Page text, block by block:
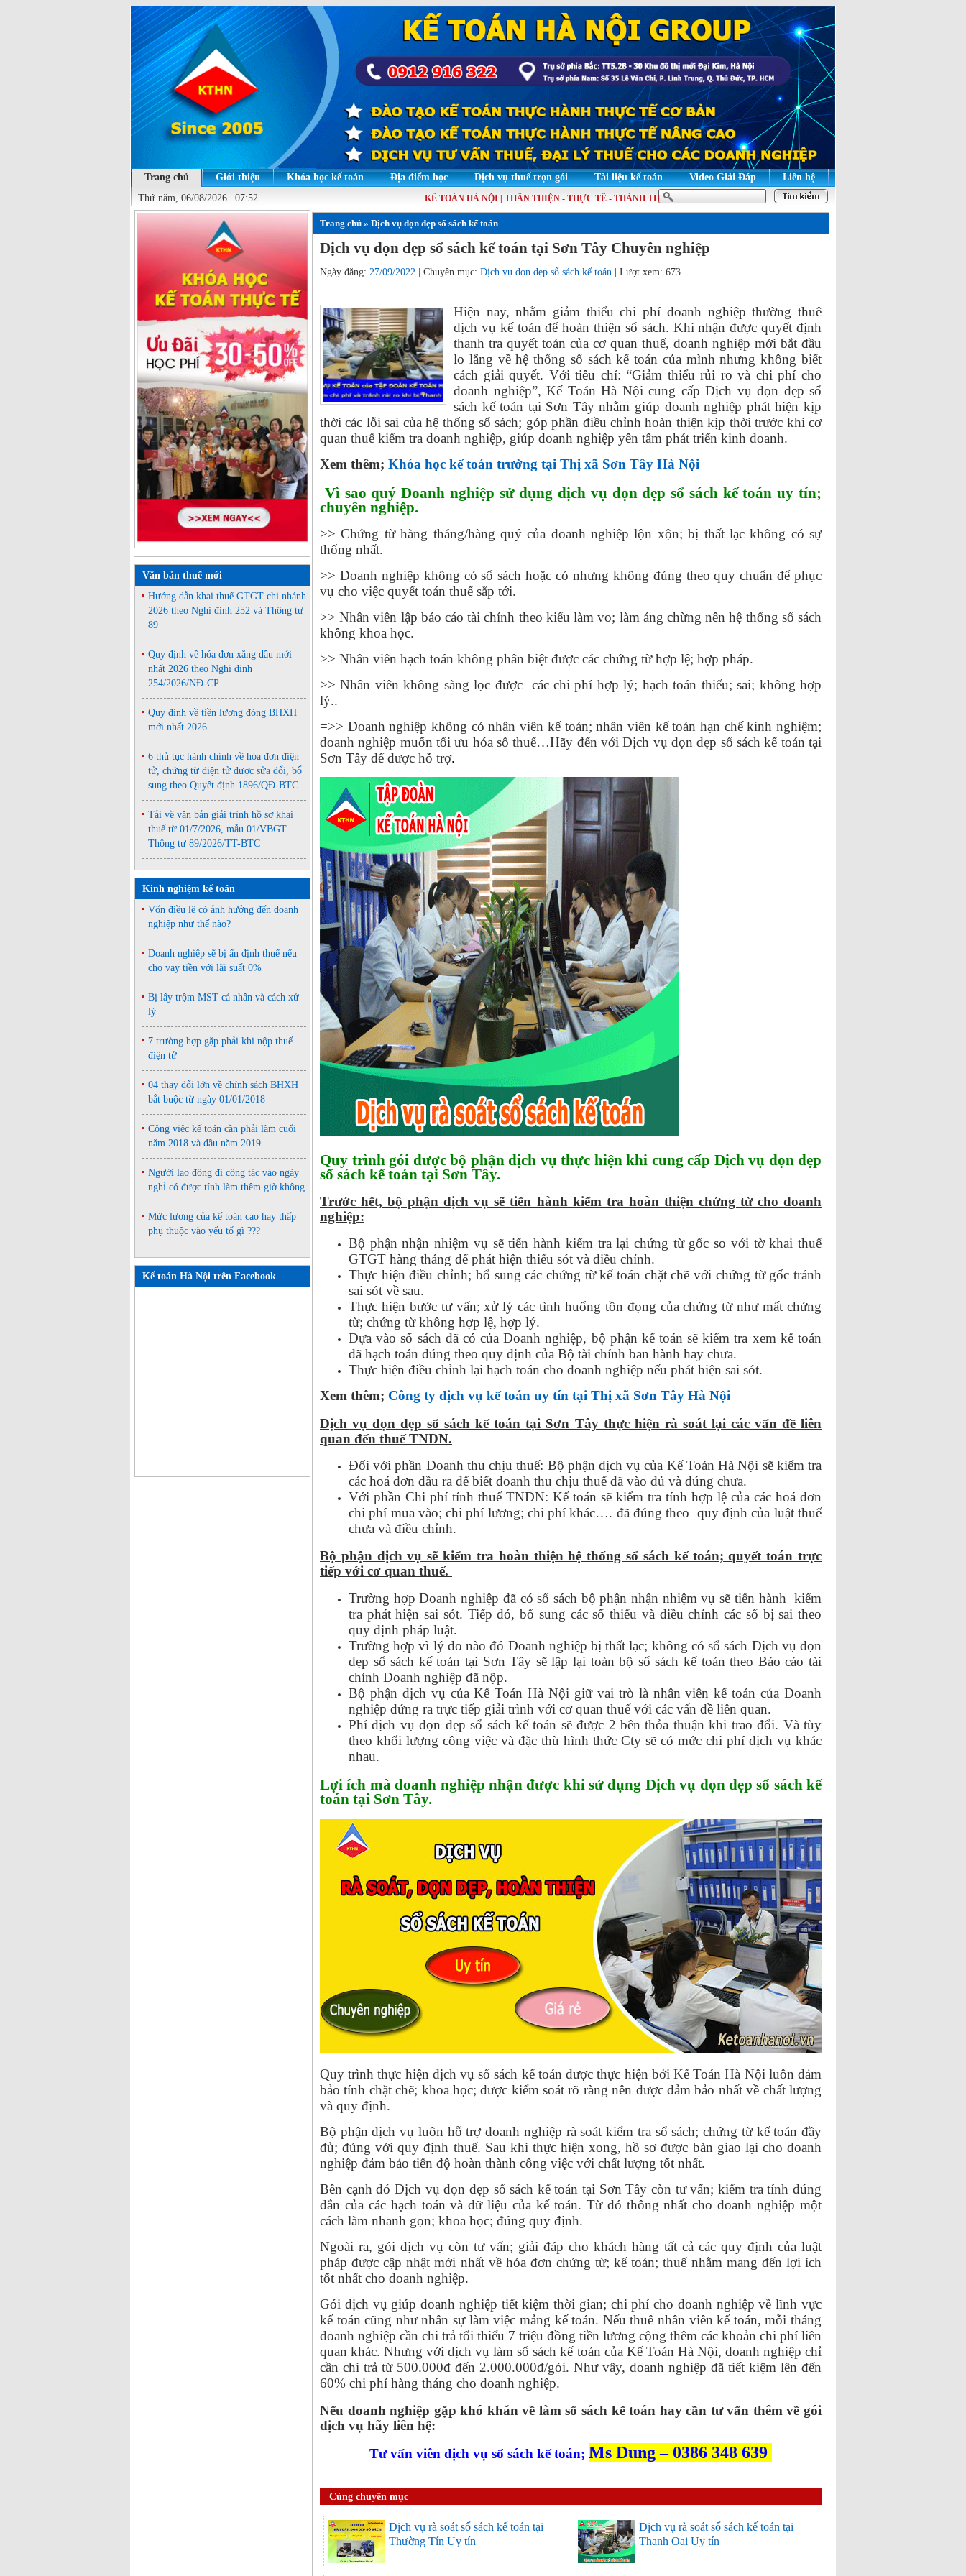
Trang chủ Giới thiệu Khóa học kế toán Địa điểm học Dịch vụ thuế trọn gói Tài liệu kế toán Video Giải Đáp
Liên hệ
Thứ năm, 06/08/2026 | 07:52
KẾ TOÁN HÀ NỘI | THÂN THIỆN - THỰC TẾ - THÀNH THẠO | HỌC LÝ THUYẾT ĐỂ HIỂU BẢN CHẤT, HỌC THỰC HÀNH ĐỂ GIỎI
Văn bản thuế mới
Hướng dẫn khai thuế GTGT chi nhánh
2026 theo Nghị định 252 và Thông tư
89
Quy định về hóa đơn xăng dầu mới
nhất 2026 theo Nghị định
254/2026/NĐ-CP
Quy định về tiền lương đóng BHXH
mới nhất 2026
6 thủ tục hành chính về hóa đơn điện
tử, chứng từ điện tử được sửa đổi, bổ
sung theo Quyết định 1896/QĐ-BTC
Tải về văn bản giải trình hồ sơ khai
thuế từ 01/7/2026, mẫu 01/VBGT
Thông tư 89/2026/TT-BTC
Kinh nghiệm kế toán
Vốn điều lệ có ảnh hưởng đến doanh
nghiệp như thế nào?
Doanh nghiệp sẽ bị ấn định thuế nếu
cho vay tiền với lãi suất 0%
Bị lấy trộm MST cá nhân và cách xử
lý
7 trường hợp gặp phải khi nộp thuế
điện tử
04 thay đổi lớn về chính sách BHXH
bắt buộc từ ngày 01/01/2018
Công việc kế toán cần phải làm cuối
năm 2018 và đầu năm 2019
Người lao động đi công tác vào ngày
nghỉ có được tính làm thêm giờ không
Mức lương của kế toán cao hay thấp
phụ thuộc vào yếu tố gì ???
Kế toán Hà Nội trên Facebook
Trang chủ » Dịch vụ dọn dẹp sổ sách kế toán
Dịch vụ dọn dẹp sổ sách kế toán tại Sơn Tây Chuyên nghiệp
Ngày đăng: 27/09/2022 | Chuyên mục: Dịch vụ dọn dẹp sổ sách kế toán | Lượt xem: 673
Hiện nay, nhằm giảm thiểu chi phí doanh nghiệp thường thuê
dịch vụ kế toán để hoàn thiện sổ sách. Khi nhận được quyết định
thanh tra quyết toán của cơ quan thuế, doanh nghiệp mới bắt đầu
lo lắng về hệ thống sổ sách kế toán của mình nhưng không biết
cách giải quyết. Với tiêu chí: “Giảm thiểu rủi ro và chi phí cho
doanh nghiệp”, Kế Toán Hà Nội cung cấp Dịch vụ dọn dẹp sổ
sách kế toán tại Sơn Tây nhằm giúp doanh nghiệp phát hiện kịp
thời các lỗi sai của hệ thống sổ sách; góp phần điều chỉnh hoàn thiện kịp thời trước khi cơ
quan thuế kiểm tra doanh nghiệp, giúp doanh nghiệp yên tâm phát triển kinh doanh.
Xem thêm; Khóa học kế toán trưởng tại Thị xã Sơn Tây Hà Nội
Vì sao quý Doanh nghiệp sử dụng dịch vụ dọn dẹp sổ sách kế toán uy tín;
chuyên nghiệp.
>> Chứng từ hàng tháng/hàng quý của doanh nghiệp lộn xộn; bị thất lạc không có sự
thống nhất.
>> Doanh nghiệp không có sổ sách hoặc có nhưng không đúng theo quy chuẩn để phục
vụ cho việc quyết toán thuế sắp tới.
>> Nhân viên lập báo cáo tài chính theo kiểu làm vo; làm áng chừng nên hệ thống sổ sách
không khoa học.
>> Nhân viên hạch toán không phân biệt được các chứng từ hợp lệ; hợp pháp.
>> Nhân viên không sàng lọc được các chi phí hợp lý; hạch toán thiếu; sai; không hợp
lý..
=>> Doanh nghiệp không có nhân viên kế toán; nhân viên kế toán hạn chế kinh nghiệm;
doanh nghiệp muốn tối ưu hóa số thuế…Hãy đến với Dịch vụ dọn dẹp sổ sách kế toán tại
Sơn Tây để được hỗ trợ.
Quy trình gói được bộ phận dịch vụ thực hiện khi cung cấp Dịch vụ dọn dẹp
sổ sách kế toán tại Sơn Tây.
Trước hết, bộ phận dịch vụ sẽ tiến hành kiểm tra hoàn thiện chứng từ cho doanh
nghiệp:
Bộ phận nhận nhiệm vụ sẽ tiến hành kiểm tra lại chứng từ gốc so với tờ khai thuế
GTGT hàng tháng để phát hiện thiếu sót và điều chỉnh.
Thực hiện điều chỉnh; bổ sung các chứng từ kế toán chặt chẽ với chứng từ gốc tránh
sai sót về sau.
Thực hiện bước tư vấn; xử lý các tình huống tồn đọng của chứng từ như mất chứng
từ; chứng từ không hợp lệ, hợp lý.
Dựa vào sổ sách đã có của Doanh nghiệp, bộ phận kế toán sẽ kiểm tra xem kế toán
đã hạch toán đúng theo quy định của Bộ tài chính ban hành hay chưa.
Thực hiện điều chỉnh lại hạch toán cho doanh nghiệp nếu phát hiện sai sót.
Xem thêm; Công ty dịch vụ kế toán uy tín tại Thị xã Sơn Tây Hà Nội
Dịch vụ dọn dẹp sổ sách kế toán tại Sơn Tây thực hiện rà soát lại các vấn đề liên
quan đến thuế TNDN.
Đối với phần Doanh thu chịu thuế: Bộ phận dịch vụ của Kế Toán Hà Nội sẽ kiểm tra
các hoá đơn đầu ra để biết doanh thu chịu thuế đã vào đủ và đúng chưa.
Với phần Chi phí tính thuế TNDN: Kế toán sẽ kiểm tra tính hợp lệ của các hoá đơn
chi phí mua vào; chi phí lương; chi phí khác…. đã đúng theo quy định của luật thuế
chưa và điều chỉnh.
Bộ phận dịch vụ sẽ kiểm tra hoàn thiện hệ thống sổ sách kế toán; quyết toán trực
tiếp với cơ quan thuế.
Trường hợp Doanh nghiệp đã có sổ sách bộ phận nhận nhiệm vụ sẽ tiến hành kiểm
tra phát hiện sai sót. Tiếp đó, bổ sung các sổ thiếu và điều chỉnh các sổ bị sai theo
quy định pháp luật.
Trường hợp vì lý do nào đó Doanh nghiệp bị thất lạc; không có sổ sách Dịch vụ dọn
dẹp sổ sách kế toán tại Sơn Tây sẽ lập lại toàn bộ sổ sách kế toán theo Báo cáo tài
chính Doanh nghiệp đã nộp.
Bộ phận dịch vụ của Kế Toán Hà Nội giữ vai trò là nhân viên kế toán của Doanh
nghiệp đứng ra trực tiếp giải trình với cơ quan thuế với các vấn đề liên quan.
Phí dịch vụ dọn dẹp sổ sách kế toán sẽ được 2 bên thỏa thuận khi trao đổi. Và tùy
theo khối lượng công việc và đặc thù hình thức Cty sẽ có mức chi phí dịch vụ khác
nhau.
Lợi ích mà doanh nghiệp nhận được khi sử dụng Dịch vụ dọn dẹp sổ sách kế
toán tại Sơn Tây.
Quy trình thực hiện dịch vụ sổ sách kế toán được thực hiện bởi Kế Toán Hà Nội luôn đảm
bảo tính chặt chẽ; khoa học; được kiểm soát rõ ràng nên được đảm bảo nhất về chất lượng
và quy định.
Bộ phận dịch vụ luôn hỗ trợ doanh nghiệp rà soát kiểm tra sổ sách; chứng từ kế toán đầy
đủ; đúng với quy định thuế. Sau khi thực hiện xong, hồ sơ được bàn giao lại cho doanh
nghiệp đảm bảo tiến độ hoàn thành công việc với chất lượng tốt nhất.
Bên cạnh đó Dịch vụ dọn dẹp sổ sách kế toán tại Sơn Tây còn tư vấn; kiểm tra tính đúng
đắn của các hạch toán và dữ liệu của kế toán. Từ đó thông nhất cho doanh nghiệp một
cách làm nhanh gọn; khoa học; đúng quy định.
Ngoài ra, gói dịch vụ còn tư vấn; giải đáp cho khách hàng tất cả các quy định của luật
pháp được cập nhật mới nhất về hóa đơn chứng từ; kế toán; thuế nhằm mang đến lợi ích
tốt nhất cho doanh nghiệp.
Gói dịch vụ giúp doanh nghiệp tiết kiệm thời gian; chi phí cho doanh nghiệp về lĩnh vực
kế toán cũng như nhân sự làm việc mảng kế toán. Nếu thuê nhân viên kế toán, mỗi tháng
doanh nghiệp cần chi trả tối thiểu 7 triệu đồng tiền lương cộng thêm các khoản chi phí liên
quan khác. Nhưng với dịch vụ làm sổ sách kế toán của Kế Toán Hà Nội, doanh nghiệp chỉ
cần chi trả từ 500.000đ đến 2.000.000đ/gói. Như vây, doanh nghiệp đã tiết kiệm lên đến
60% chi phí hàng tháng cho doanh nghiệp.
Nếu doanh nghiệp gặp khó khăn về làm sổ sách kế toán hay cần tư vấn thêm về gói
dịch vụ hãy liên hệ:
Tư vấn viên dịch vụ sổ sách kế toán; Ms Dung – 0386 348 639
Cùng chuyên mục
Dịch vụ rà soát sổ sách kế toán tại
Thường Tín Uy tín
Dịch vụ rà soát sổ sách kế toán tại
Thanh Oai Uy tín